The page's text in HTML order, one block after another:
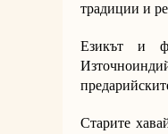
традиции и
Езикът и
Старите